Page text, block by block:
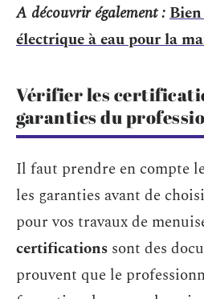
A découvrir également :
électrique à eau pour la
Vérifier les
garanties du
Il faut prendre en compte
les garanties avant de
pour vos travaux de
certifications sont des
prouvent que le